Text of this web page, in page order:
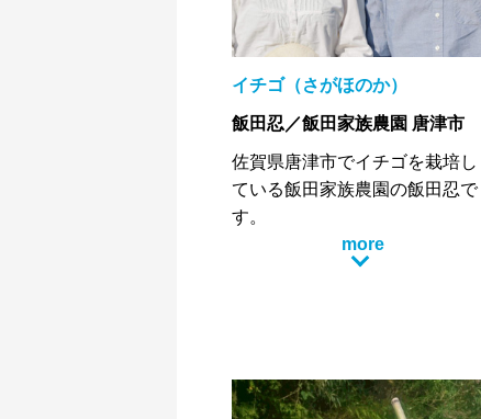
も、同様の製法で生産してま
す！！昨今は地元スーパーや、
贈答用として毎年注文を頂くほ
どで高級和菓子の様な逸品で
す！！
イチゴ（さがほのか）
飯田忍／飯田家族農園 唐津市
佐賀県唐津市でイチゴを栽培し
ている飯田家族農園の飯田忍で
す。
イチゴを栽培し始めて今年度で7
more